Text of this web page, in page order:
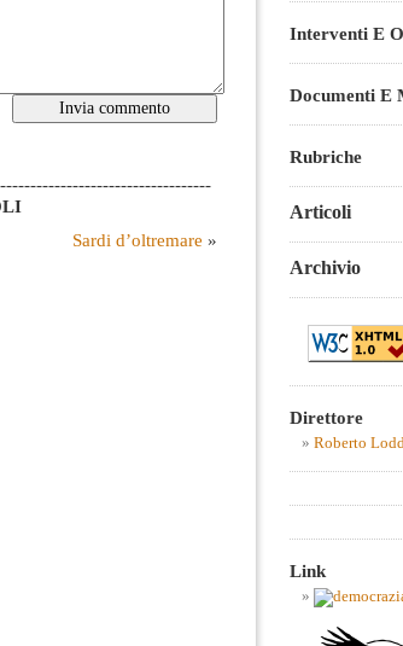
Sardi d’oltremare »
Interventi E
Documenti E
Rubriche
Articoli
Archivio
Direttore
Roberto
Link